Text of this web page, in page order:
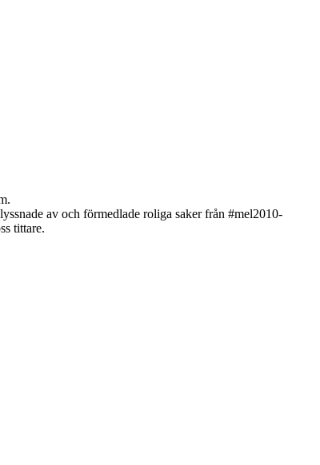
av och förmedlade roliga saker från #mel2010-
tittare.